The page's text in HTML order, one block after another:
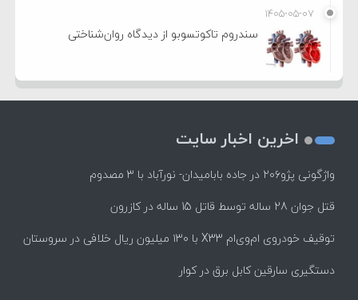
۱۴۰۵-۰۵-۰۷
سندروم تاکوتسوبو از دیدگاه روان‌شناختی
اخرین اخبار سایت
واژگونی پژو۲۰۶ در جاده بابامیدان- نورآباد با ۳ مصدوم
قتل جوان 28 ساله توسط قاتل 15 ساله در کازرون
توقیف خودروی ام‌وی‌ام X33 با ۱۳۰ میلیون ریال خلافی در سروستان
دستگیری سارقین کابل برق در کوار